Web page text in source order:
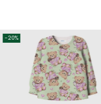
-20%